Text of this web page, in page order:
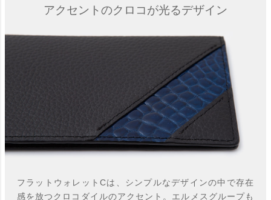
アクセントのクロコが光るデザイン
フラットウォレットCは、シンプルなデザインの中で存在
感を放つクロコダイルのアクセント。エルメスグループも